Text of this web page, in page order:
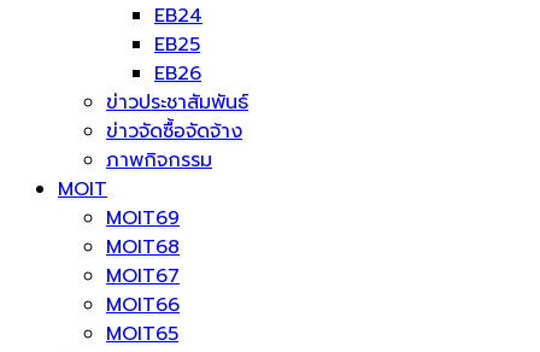
EB24
EB25
EB26
ข่าวประชาสัมพันธ์
ข่าวจัดซื้อจัดจ้าง
ภาพกิจกรรม
MOIT
MOIT69
MOIT68
MOIT67
MOIT66
MOIT65